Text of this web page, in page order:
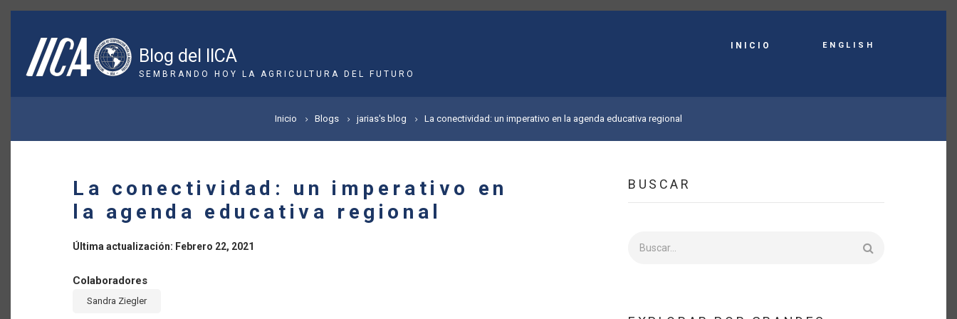
Pasar
contenido
principal
Blog del IICA
SEMBRANDO HOY LA AGRICULTURA DEL FUTURO
INICIO English
SOBRESCRIBIR
ENLACES
AYUDA
NAVEGACIÓN
Inicio Blogs jarias's blog La conectividad: un imperativo en la agenda educativa regional
La conectividad: un imperativo en
la agenda educativa regional
Última actualización: Febrero 22, 2021
Colaboradores
Sandra Ziegler
BUSCAR